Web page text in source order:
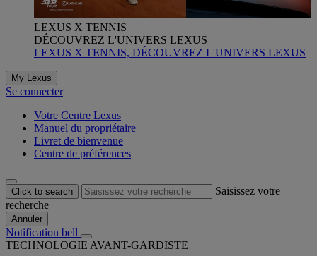
LEXUS X TENNIS
DÉCOUVREZ L'UNIVERS LEXUS
LEXUS X TENNIS, DÉCOUVREZ L'UNIVERS LEXUS
My Lexus
Se connecter
Votre Centre Lexus
Manuel du propriétaire
Livret de bienvenue
Centre de préférences
Click to search
Saisissez votre
recherche
Annuler
Notification bell
TECHNOLOGIE AVANT-GARDISTE